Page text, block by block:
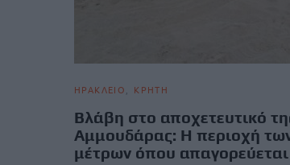
ΗΡΑΚΛΕΙΟ ΚΡΗΤΗ
Βλάβη στο αποχετευτικό
Αμμουδάρας: Η περιοχή
μέτρων όπου